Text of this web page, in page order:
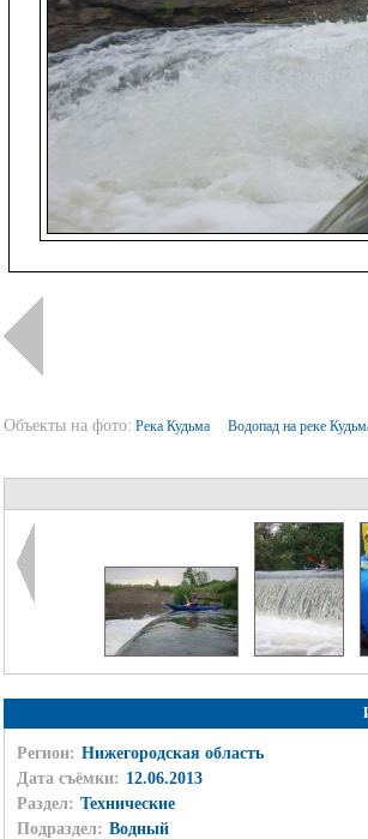
Объекты на фото: Река Кудьма Водопад на реке
Регион: Нижегородская область
Дата съёмки: 12.06.2013
Раздел: Технические
Подраздел: Водный